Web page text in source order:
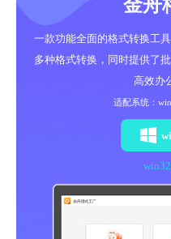
金舟
一款功能全面的格式转换工
多种格式转换，同时提供了
高效办
适配系统：